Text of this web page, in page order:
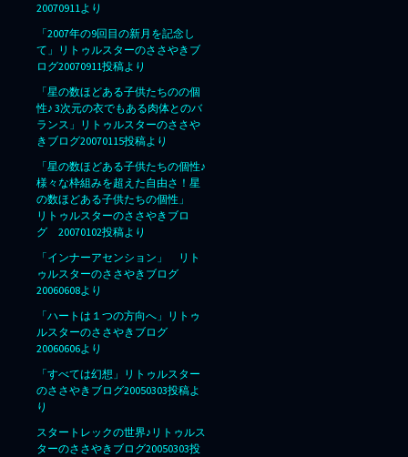
20070911より
「2007年の9回目の新月を記念し
て」リトゥルスターのささやきブ
ログ20070911投稿より
「星の数ほどある子供たちのの個
性♪ 3次元の衣でもある肉体とのバ
ランス」リトゥルスターのささや
きブログ20070115投稿より
「星の数ほどある子供たちの個性♪
様々な枠組みを超えた自由さ！星
の数ほどある子供たちの個性」
リトゥルスターのささやきブロ
グ 20070102投稿より
「インナーアセンション」 リト
ゥルスターのささやきブログ
20060608より
「ハートは１つの方向へ」リトゥ
ルスターのささやきブログ
20060606より
「すべては幻想」リトゥルスター
のささやきブログ20050303投稿よ
り
スタートレックの世界♪リトゥルス
ターのささやきブログ20050303投